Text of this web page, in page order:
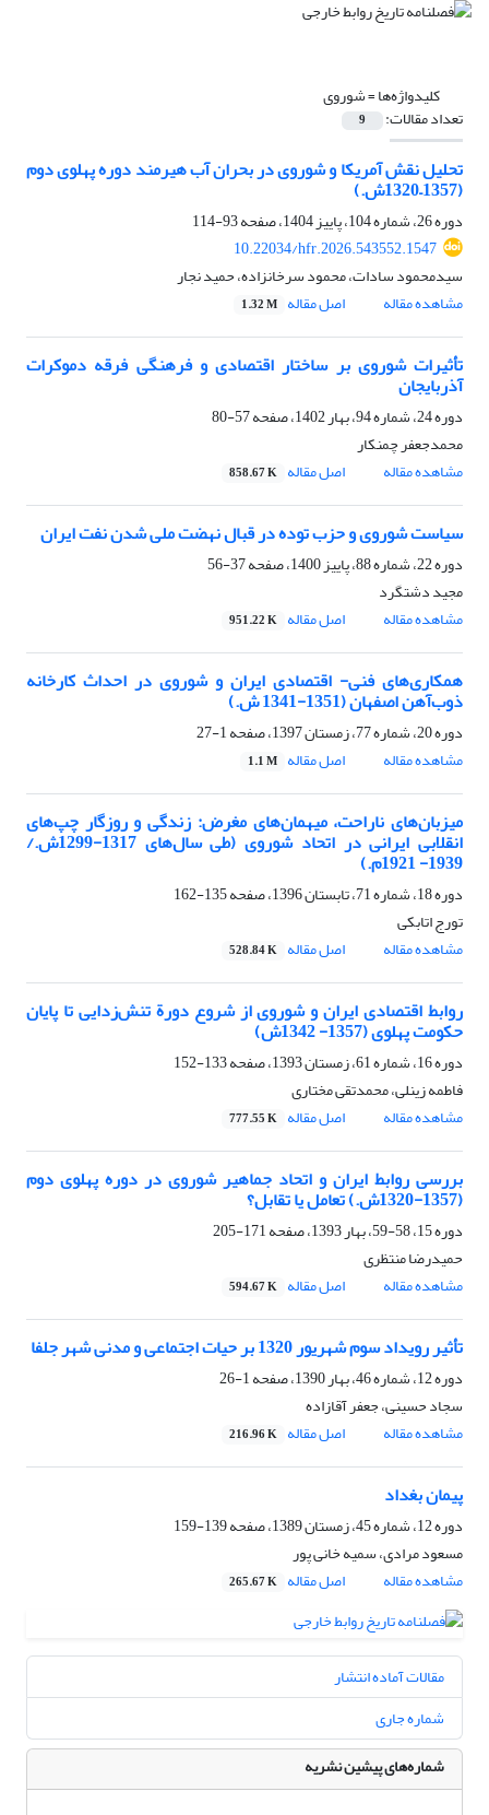
کلیدواژه‌ها =شوروی
تعداد مقالات: 9
تحلیل نقش آمریکا و شوروی در بحران آب هیرمند دوره پهلوی دوم
(1357–1320ش.)
دوره 26، شماره 104، پاییز 1404، صفحه
93-114
10.22034/hfr.2026.543552.1547
سیدمحمود سادات، محمود سرخانزاده، حمید نجار
مشاهده مقاله
اصل مقاله 1.32 M
تأثیرات شوروی بر ساختار اقتصادی و فرهنگی فرقه دموکرات
آذربایجان
دوره 24، شماره 94، بهار 1402، صفحه
57-80
محمدجعفر چمنکار
مشاهده مقاله
اصل مقاله 858.67 K
سیاست شوروی و حزب توده در قبال نهضت ملی‌ شدن نفت ایران
دوره 22، شماره 88، پاییز 1400، صفحه
37-56
مجید دشتگرد
مشاهده مقاله
اصل مقاله 951.22 K
همکاری‌های فنی- اقتصادی ایران و شوروی در احداث کارخانه
ذوب‌‌آهن اصفهان (1351-1341 ش.)
دوره 20، شماره 77، زمستان 1397، صفحه
1-27
مشاهده مقاله
اصل مقاله 1.1 M
میزبان‌های ناراحت، میهمان‌های مغرض: زندگی و روزگار چپ‌های
انقلابی ایرانی در اتحاد شوروی (طی سال‌های 1317-1299ش./
1939- 1921م.)
دوره 18، شماره 71، تابستان 1396، صفحه
135-162
تورج اتابکی
مشاهده مقاله
اصل مقاله 528.84 K
روابط اقتصادی ایران و شوروی از شروع دورة تنش‌زدایی تا پایان
حکومت پهلوی (1357- 1342ش)
دوره 16، شماره 61، زمستان 1393، صفحه
133-152
فاطمه زینلی، محمدتقی مختاری
مشاهده مقاله
اصل مقاله 777.55 K
بررسی روابط ایران و اتحاد جماهیر شوروی در دوره پهلوی دوم
(1357-1320ش.) تعامل یا تقابل؟
دوره 15، 58-59، بهار 1393، صفحه
171-205
حمیدرضا منتظری
مشاهده مقاله
اصل مقاله 594.67 K
تأثیر رویداد سوم شهریور 1320 بر حیات اجتماعی و مدنی شهر جلفا
دوره 12، شماره 46، بهار 1390، صفحه
1-26
سجاد حسینی، جعفر آقازاده
مشاهده مقاله
اصل مقاله 216.96 K
پیمان بغداد
دوره 12، شماره 45، زمستان 1389، صفحه
139-159
مسعود مرادی، سمیه خانی پور
مشاهده مقاله
اصل مقاله 265.67 K
مقالات آماده انتشار
شماره جاری
شماره‌های پیشین نشریه